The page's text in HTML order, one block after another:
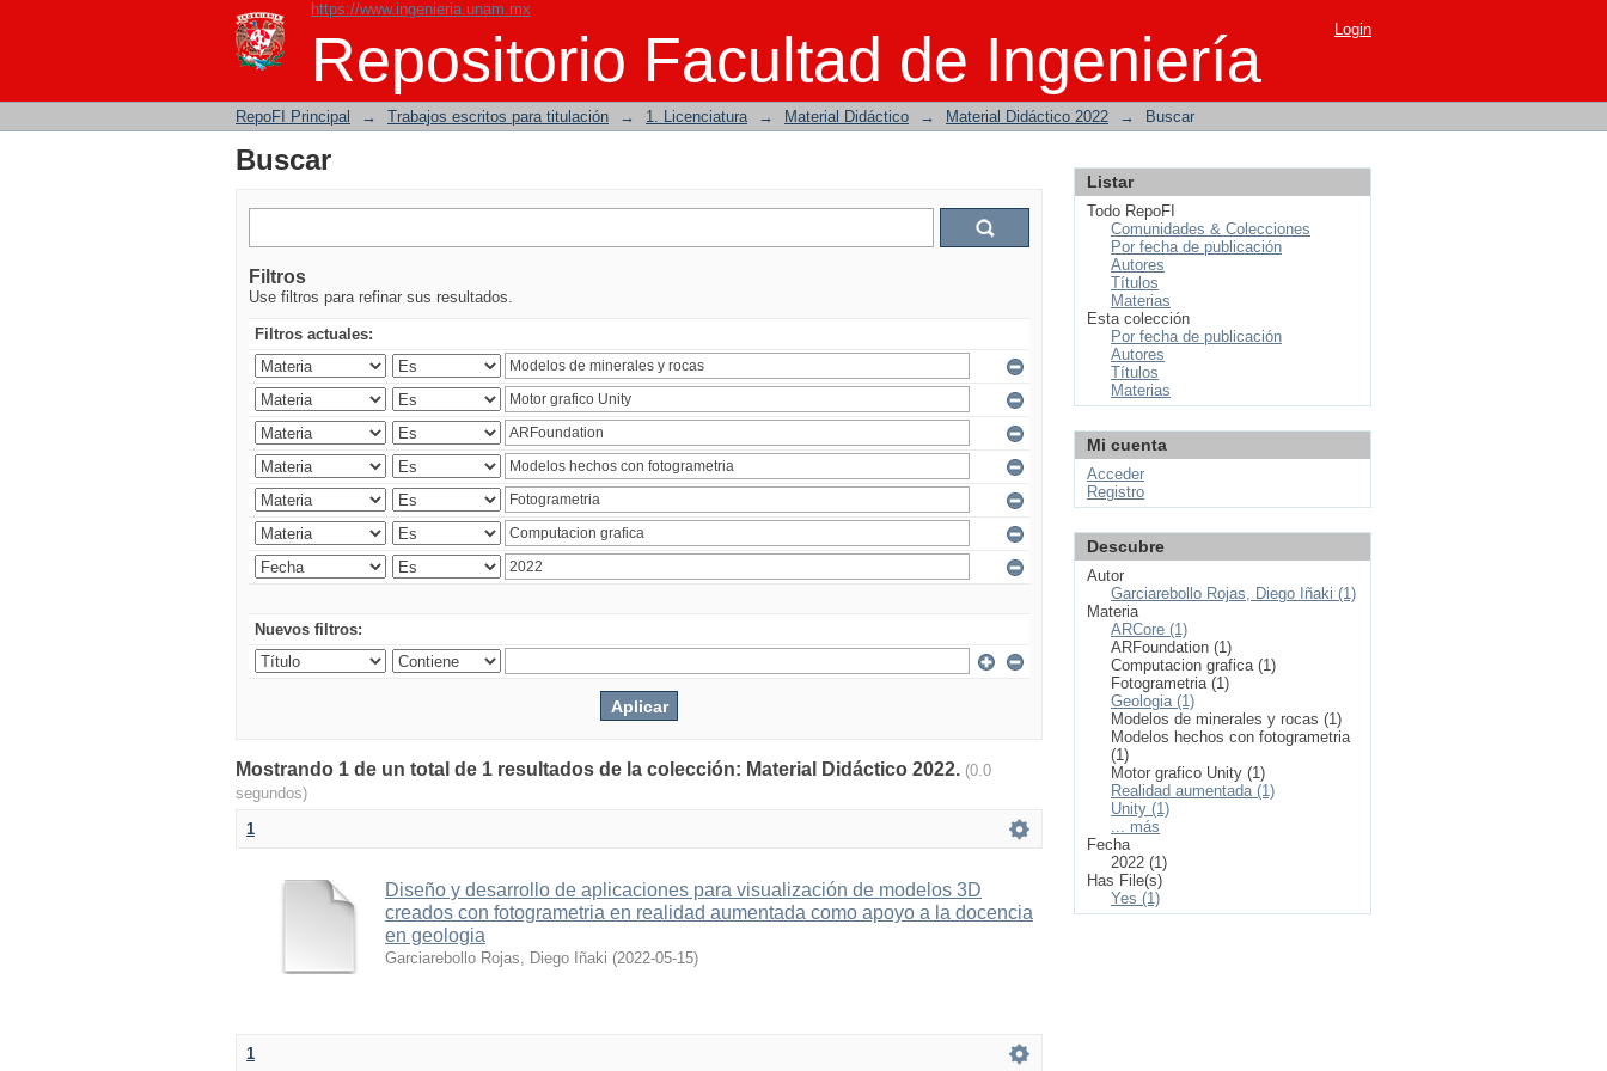
https://www.ingenieria.unam.mx
Repositorio Facultad de Ingeniería
Buscar Login
RepoFI Principal → Trabajos escritos para titulación → 1. Licenciatura → Material Didáctico → Material Didáctico 2022 → Buscar
Buscar
Filtros
Use filtros para refinar sus resultados.
Filtros actuales:
Nuevos filtros:
Mostrando 1 de un total de 1 resultados de la colección: Material Didáctico 2022. (0.0
segundos)
1
Diseño y desarrollo de aplicaciones para visualización de modelos 3D
creados con fotogrametria en realidad aumentada como apoyo a la docencia
en geologia
Garciarebollo Rojas, Diego Iñaki (2022-05-15)
1
Listar
Todo RepoFI
Comunidades & Colecciones
Por fecha de publicación
Autores
Títulos
Materias
Esta colección
Por fecha de publicación
Autores
Títulos
Materias
Mi cuenta
Acceder
Registro
Descubre
Autor
Garciarebollo Rojas, Diego Iñaki (1)
Materia
ARCore (1)
ARFoundation (1)
Computacion grafica (1)
Fotogrametria (1)
Geologia (1)
Modelos de minerales y rocas (1)
Modelos hechos con fotogrametria
(1)
Motor grafico Unity (1)
Realidad aumentada (1)
Unity (1)
... más
Fecha
2022 (1)
Has File(s)
Yes (1)